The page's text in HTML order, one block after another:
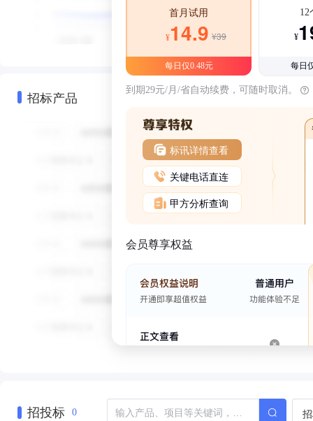
招标产品
首月试用
¥14.9 ¥39
每日仅0.48元
12
¥
每日
到期29元/月/省自动续费，可随时取消。
标讯详情查看
关键电话直连
甲方分析查询
会员尊享权益
招投标 0